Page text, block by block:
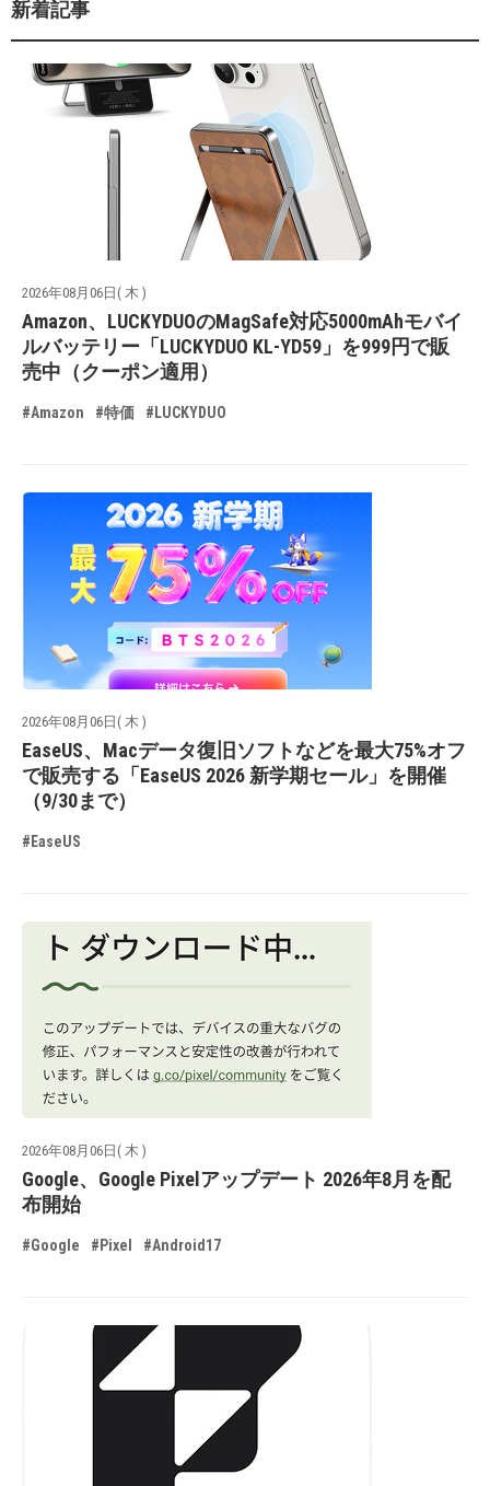
新着記事
2026年08月06日( 木 )
Amazon、LUCKYDUOのMagSafe対応5000mAhモバイ
ルバッテリー「LUCKYDUO KL-YD59」を999円で販
売中（クーポン適用）
#Amazon #特価 #LUCKYDUO
2026年08月06日( 木 )
EaseUS、Macデータ復旧ソフトなどを最大75%オフ
で販売する「EaseUS 2026 新学期セール」を開催
（9/30まで）
#EaseUS
2026年08月06日( 木 )
Google、Google Pixelアップデート 2026年8月を配
布開始
#Google #Pixel #Android17